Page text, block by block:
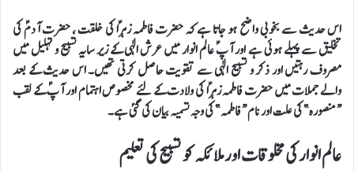
اس حدیث سے بخوبی واضح ہو جاتا ہے کہ حضرت فاطمہ زہراؑ کی خلقت ، حضرت آدمؑ کی
تخلیق سے پہلے ہوئی ہے اور آپ ؑعالم انوار میں عرش الٰہی کے زیر سایہ تسبیح و تہلیل میں
مصروف رہتیں اور ذکر و تسبیح الٰہی سے تقویت حاصل کرتی تھیں۔ اس حدیث کے بعد
والے جملات میں حضرت فاطمہ زہراؑ کی ولادت کے لئے مخصوص اہتمام اور آپؑ کے لقب
“منصورہ” کی علت اور نام “فاطمہ” کی وجہ تسمیہ بیان کی گئی ہے۔
عالم انوار کی مخلوقات اور ملائکہ کو تسبیح کی تعلیم